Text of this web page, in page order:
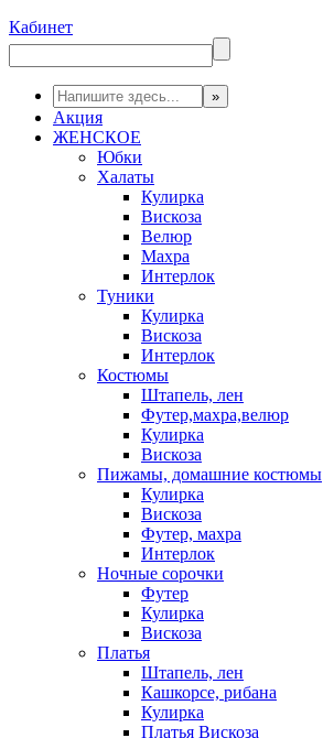
Кабинет
Акция
ЖЕНСКОЕ
Юбки
Халаты
Кулирка
Вискоза
Велюр
Махра
Интерлок
Туники
Кулирка
Вискоза
Интерлок
Костюмы
Штапель, лен
Футер,махра,велюр
Кулирка
Вискоза
Пижамы, домашние костюмы
Кулирка
Вискоза
Футер, махра
Интерлок
Ночные сорочки
Футер
Кулирка
Вискоза
Платья
Штапель, лен
Кашкорсе, рибана
Кулирка
Платья Вискоза